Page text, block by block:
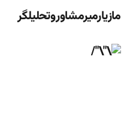
مازیارمیرمشاوروتحلیلگر